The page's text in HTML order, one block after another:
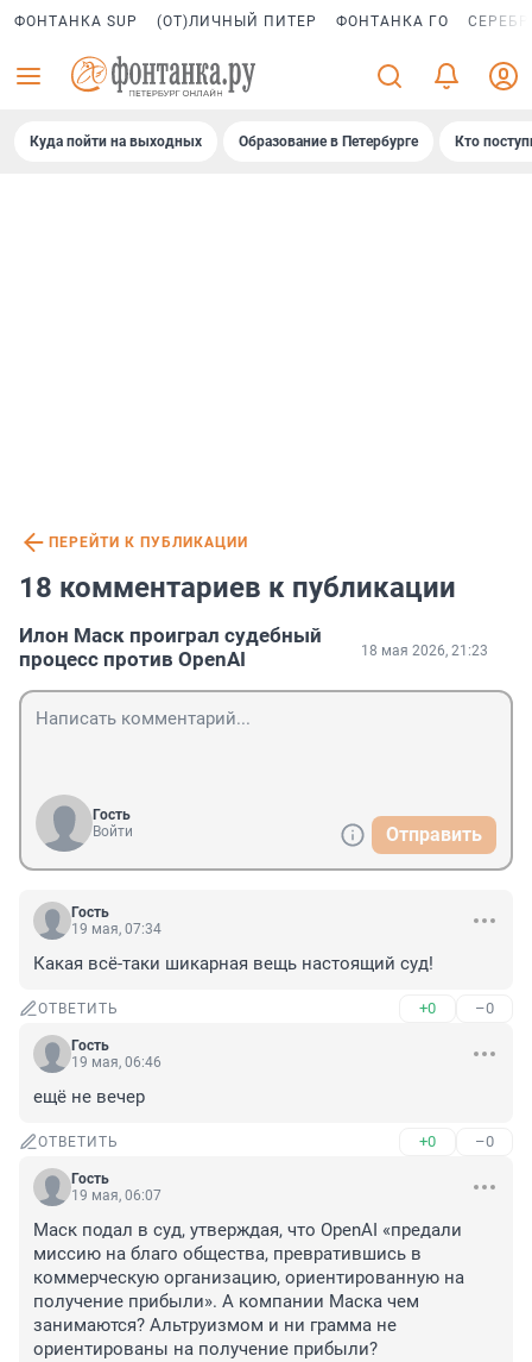
ФОНТАНКА SUP (ОТ)ЛИЧНЫЙ ПИТЕР ФОНТАНКА ГО
Куда пойти на выходных Образование в Петербурге Кто
ПЕРЕЙТИ К ПУБЛИКАЦИИ
18 комментариев к публикации
Илон Маск проиграл судебный
процесс против OpenAI
18 мая 2026, 21:23
Гость
Войти
Отправить
Гость
19 мая, 07:34
Какая всё-таки шикарная вещь настоящий суд!
ОТВЕТИТЬ +0 –0
Гость
19 мая, 06:46
ещё не вечер
ОТВЕТИТЬ +0 –0
Гость
19 мая, 06:07
Маск подал в суд, утверждая, что OpenAI «предали
миссию на благо общества, превратившись в
коммерческую организацию, ориентированную на
получение прибыли». А компании Маска чем
занимаются? Альтруизмом и ни грамма не
ориентированы на получение прибыли?